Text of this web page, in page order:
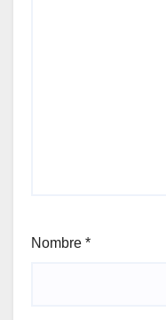
Nombre *